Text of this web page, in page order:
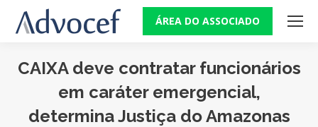
ÁREA DO ASSOCIADO
CAIXA deve contratar funcionários
em caráter emergencial,
determina Justiça do Amazonas